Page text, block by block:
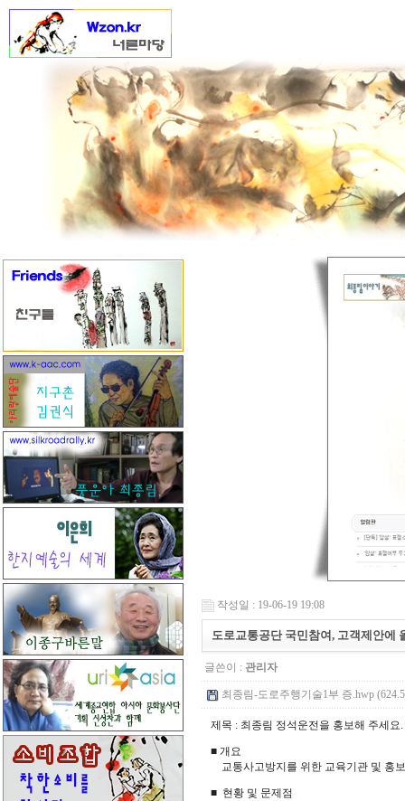
작성일 : 19-06-19 19:08
도로교통공단 국민참여, 고객제안에
글쓴이 : 관리자
최종림-도로주행기술1부 증.hwp
제목 : 최종림 정석운전을 홍보해 주세요.
■ 개요
교통사고방지를 위한 교육기관 및 홍
■ 현황 및 문제점